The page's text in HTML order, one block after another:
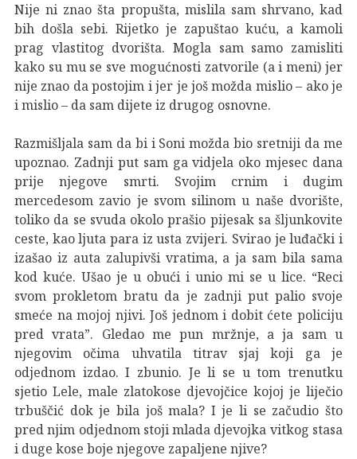
Nije ni znao šta propušta, mislila sam shrvano, kad
bih došla sebi. Rijetko je zapuštao kuću, a kamoli
prag vlastitog dvorišta. Mogla sam samo zamisliti
kako su mu se sve mogućnosti zatvorile (a i meni) jer
nije znao da postojim i jer je još možda mislio – ako je
i mislio – da sam dijete iz drugog osnovne.
Razmišljala sam da bi i Soni možda bio sretniji da me
upoznao. Zadnji put sam ga vidjela oko mjesec dana
prije njegove smrti. Svojim crnim i dugim
mercedesom zavio je svom silinom u naše dvorište,
toliko da se svuda okolo prašio pijesak sa šljunkovite
ceste, kao ljuta para iz usta zvijeri. Svirao je luđački i
izašao iz auta zalupivši vratima, a ja sam bila sama
kod kuće. Ušao je u obući i unio mi se u lice. “Reci
svom prokletom bratu da je zadnji put palio svoje
smeće na mojoj njivi. Još jednom i dobit ćete policiju
pred vrata”. Gledao me pun mržnje, a ja sam u
njegovim očima uhvatila titrav sjaj koji ga je
odjednom izdao. I zbunio. Je li se u tom trenutku
sjetio Lele, male zlatokose djevojčice kojoj je liječio
trbuščić dok je bila još mala? I je li se začudio što
pred njim odjednom stoji mlada djevojka vitkog stasa
i duge kose boje njegove zapaljene njive?